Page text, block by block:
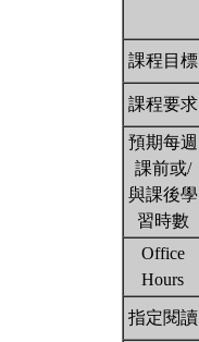
課程目標
課程要求
預期每週
課前或/
與課後學
習時數
Office
Hours
指定閱讀